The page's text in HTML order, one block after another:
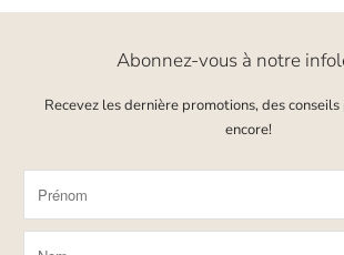
Abonnez-vous à notre
Recevez les dernière promotions, des
encore!